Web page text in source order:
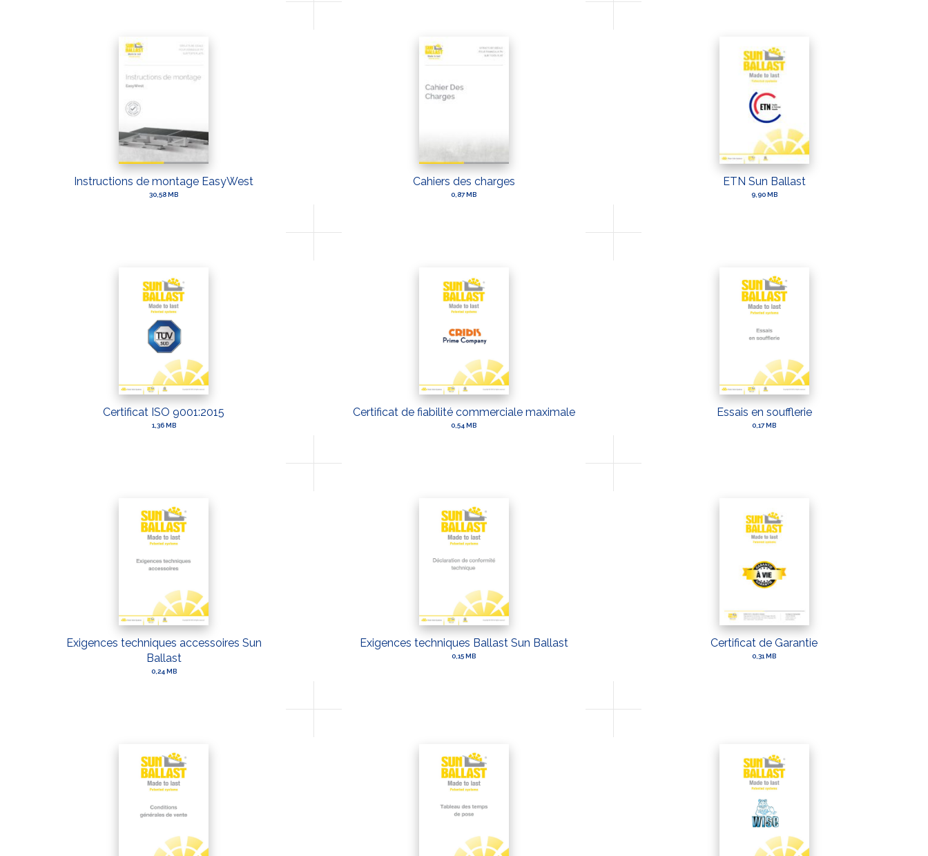
Instructions de montage EasyWest
30,58 MB
Cahiers des charges
0,87 MB
ETN Sun Ballast
9,90 MB
Certificat ISO 9001:2015
1,36 MB
Certificat de fiabilité commerciale maximale
0,54 MB
Essais en soufflerie
0,17 MB
Exigences techniques accessoires Sun
Ballast
0,24 MB
Exigences techniques Ballast Sun Ballast
0,15 MB
Certificat de Garantie
0,31 MB